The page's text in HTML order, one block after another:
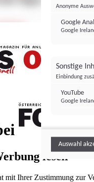
FONDS
lesen
mit Ihrer Zustimmung zur
Anonyme
Google
Google
Sonstige
Einbindung
YouTube
Google
Auswahl